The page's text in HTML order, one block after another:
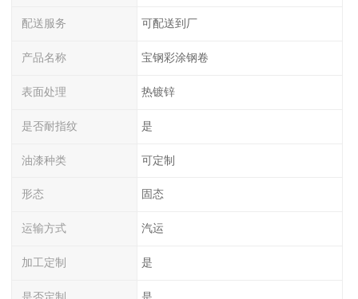
配送服务 可配送到厂
产品名称 宝钢彩涂钢卷
表面处理 热镀锌
是否耐指纹 是
油漆种类 可定制
形态 固态
运输方式 汽运
加工定制 是